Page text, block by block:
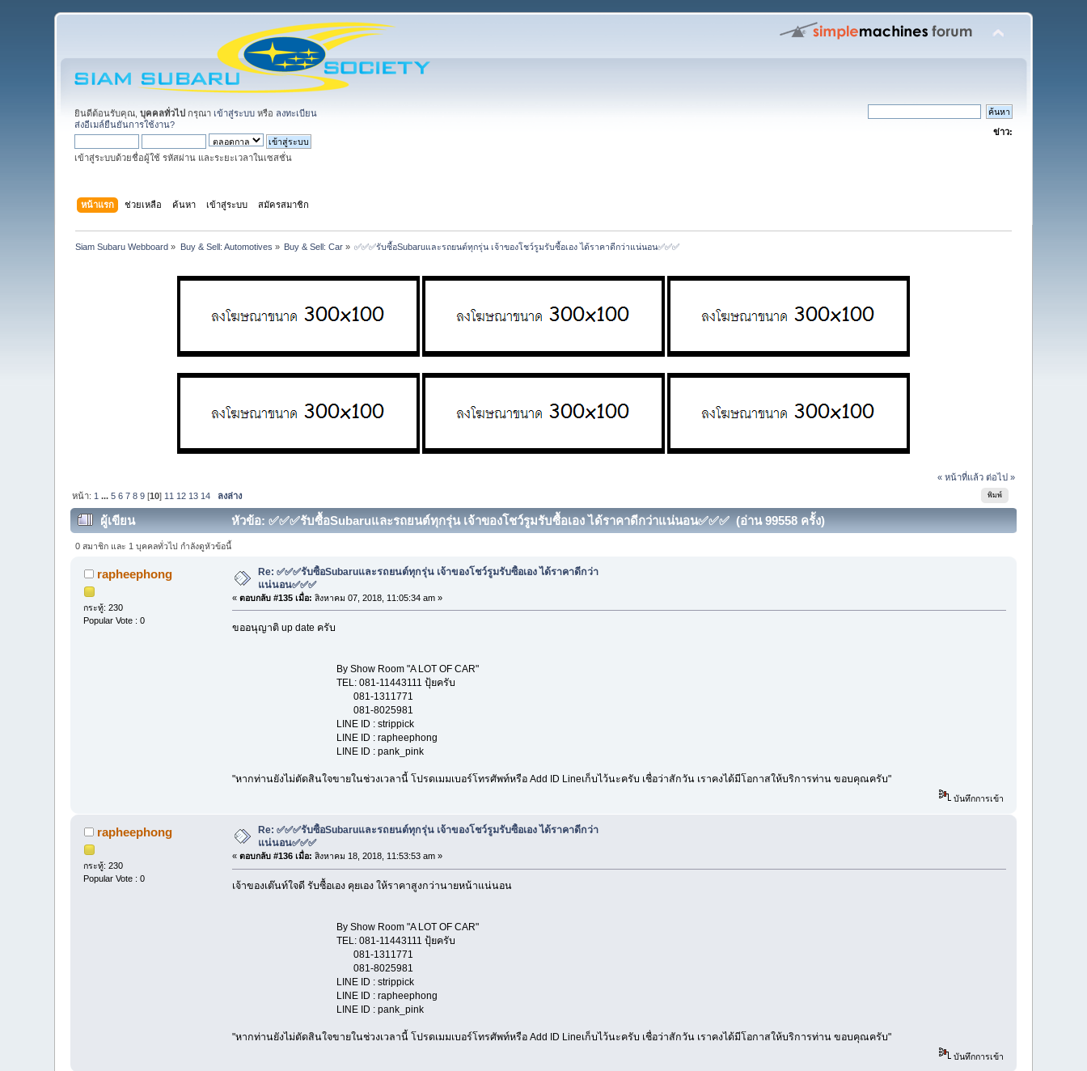
ยินดีต้อนรับคุณ,บุคคลทั่วไป กรุณา เข้าสู่ระบบ หรือ ลงทะเบียน
ส่งอีเมล์ยืนยันการใช้งาน?
เข้าสู่ระบบด้วยชื่อผู้ใช้ รหัสผ่าน และระยะเวลาในเซสชั่น
ข่าว:
หน้าแรก ช่วยเหลือ ค้นหา เข้าสู่ระบบ สมัครสมาชิก
Siam Subaru Webboard » Buy & Sell: Automotives » Buy & Sell: Car » ✅✅✅รับซื้อSubaruและรถยนต์ทุกรุ่น เจ้าของโชว์รูมรับซื้อเอง ได้ราคาดีกว่าแน่นอน✅✅✅
« หน้าที่แล้ว ต่อไป »
พิมพ์
หน้า: 1 ...5 6 7 8 9 [10] 11 12 13 14 ลงล่าง
ผู้เขียน หัวข้อ: ✅✅✅รับซื้อSubaruและรถยนต์ทุกรุ่น เจ้าของโชว์รูมรับซื้อเอง ได้ราคาดีกว่าแน่นอน✅✅✅ (อ่าน 99558 ครั้ง)
0 สมาชิก และ 1 บุคคลทั่วไป กำลังดูหัวข้อนี้
rapheephong
กระทู้: 230
Popular Vote : 0
Re: ✅✅✅รับซื้อSubaruและรถยนต์ทุกรุ่น เจ้าของโชว์รูมรับซื้อเอง ได้ราคาดีกว่า
แน่นอน✅✅✅
« ตอบกลับ #135 เมื่อ: สิงหาคม 07, 2018, 11:05:34 am »
ขออนุญาติ up date ครับ
By Show Room "A LOT OF CAR"
TEL: 081-11443111 ปุ้ยครับ
081-1311771
081-8025981
LINE ID : strippick
LINE ID : rapheephong
LINE ID : pank_pink
"หากท่านยังไม่ตัดสินใจขายในช่วงเวลานี้ โปรดเมมเบอร์โทรศัพท์หรือ Add ID Lineเก็บไว้นะครับ เชื่อว่าสักวัน เราคงได้มีโอกาสให้บริการท่าน ขอบคุณครับ"
บันทึกการเข้า
rapheephong
กระทู้: 230
Popular Vote : 0
Re: ✅✅✅รับซื้อSubaruและรถยนต์ทุกรุ่น เจ้าของโชว์รูมรับซื้อเอง ได้ราคาดีกว่า
แน่นอน✅✅✅
« ตอบกลับ #136 เมื่อ: สิงหาคม 18, 2018, 11:53:53 am »
เจ้าของเต๊นท์ใจดี รับซื้อเอง คุยเอง ให้ราคาสูงกว่านายหน้าแน่นอน
By Show Room "A LOT OF CAR"
TEL: 081-11443111 ปุ้ยครับ
081-1311771
081-8025981
LINE ID : strippick
LINE ID : rapheephong
LINE ID : pank_pink
"หากท่านยังไม่ตัดสินใจขายในช่วงเวลานี้ โปรดเมมเบอร์โทรศัพท์หรือ Add ID Lineเก็บไว้นะครับ เชื่อว่าสักวัน เราคงได้มีโอกาสให้บริการท่าน ขอบคุณครับ"
บันทึกการเข้า